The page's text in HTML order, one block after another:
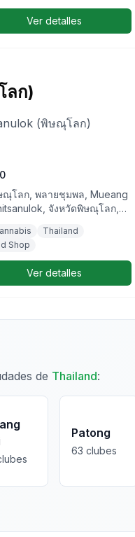
Ver detalles
ลก)
(พิษณุโลก)
AWAY โฟล์ท อะเวย์
ณุโลก, พลายชุมพล, Mueang
จังหวัดพิษณุโลก,
Thailand
Shop
Ver detalles
de Thailand:
Patong
63 clubes